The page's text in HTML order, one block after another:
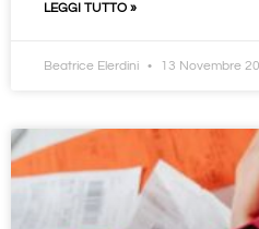
LEGGI TUTTO »
Beatrice Elerdini 13 Novembre